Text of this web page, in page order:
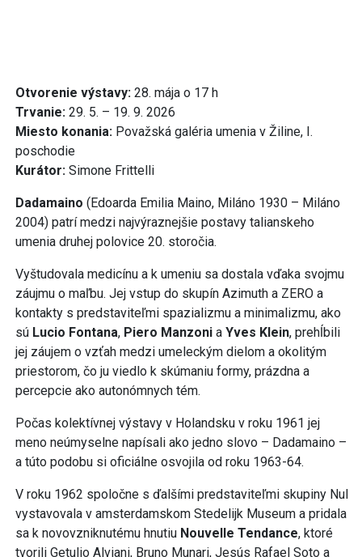
Otvorenie výstavy: 28. mája o 17 h
Trvanie: 29. 5. – 19. 9. 2026
Miesto konania: Považská galéria umenia v Žiline, I.
poschodie
Kurátor: Simone Frittelli
Dadamaino (Edoarda Emilia Maino, Miláno 1930 – Miláno
2004) patrí medzi najvýraznejšie postavy talianskeho
umenia druhej polovice 20. storočia.
Vyštudovala medicínu a k umeniu sa dostala vďaka svojmu
záujmu o maľbu. Jej vstup do skupín Azimuth a ZERO a
kontakty s predstaviteľmi spazializmu a minimalizmu, ako
sú Lucio Fontana, Piero Manzoni a Yves Klein, prehĺbili
jej záujem o vzťah medzi umeleckým dielom a okolitým
priestorom, čo ju viedlo k skúmaniu formy, prázdna a
percepcie ako autonómnych tém.
Počas kolektívnej výstavy v Holandsku v roku 1961 jej
meno neúmyselne napísali ako jedno slovo – Dadamaino –
a túto podobu si oficiálne osvojila od roku 1963-64.
V roku 1962 spoločne s ďalšími predstaviteľmi skupiny Nul
vystavovala v amsterdamskom Stedelijk Museum a pridala
sa k novovzniknutému hnutiu Nouvelle Tendance, ktoré
tvorili Getulio Alviani, Bruno Munari, Jesús Rafael Soto a